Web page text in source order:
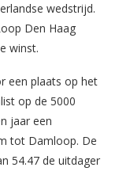
wedstrijd.
Den Haag
winst.
een plaats op het
op de 5000
jaar een
tot Damloop. De
54.47 de uitdager